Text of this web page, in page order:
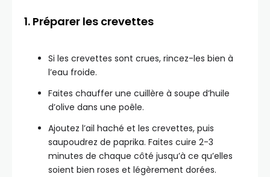
1. Préparer les crevettes
Si les crevettes sont crues, rincez-les bien à
l’eau froide.
Faites chauffer une cuillère à soupe d’huile
d’olive dans une poêle.
Ajoutez l’ail haché et les crevettes, puis
saupoudrez de paprika. Faites cuire 2-3
minutes de chaque côté jusqu’à ce qu’elles
soient bien roses et légèrement dorées.